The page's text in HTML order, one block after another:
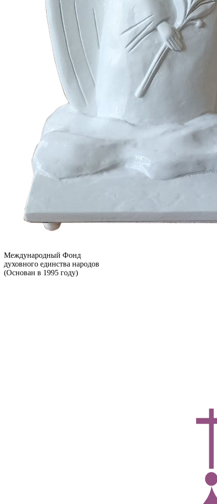
Международный Фонд
духовного единства народов
(Основан в 1995 году)